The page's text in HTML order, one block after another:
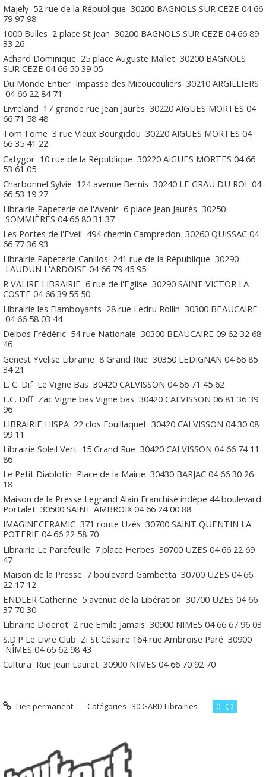
Majely 52 rue de la République 30200 BAGNOLS SUR CEZE 04 66
79 97 98
1000 Bulles 2 place St Jean 30200 BAGNOLS SUR CEZE 04 66 89
33 26
Achard Dominique 25 place Auguste Mallet 30200 BAGNOLS
SUR CEZE 04 66 50 39 05
Du Monde Entier Impasse des Micoucouliers 30210 ARGILLIERS
04 66 22 84 71
Livreland 17 grande rue Jean Jaurès 30220 AIGUES MORTES 04
66 71 58 48
Tom'Tome 3 rue Vieux Bourgidou 30220 AIGUES MORTES 04
66 35 41 22
Catygor 10 rue de la République 30220 AIGUES MORTES 04 66
53 61 05
Charbonnel Sylvie 124 avenue Bernis 30240 LE GRAU DU ROI 04
66 53 19 27
Librairie Papeterie de l'Avenir 6 place Jean Jaurès 30250
SOMMIÈRES 04 66 80 31 37
Les Portes de l'Eveil 494 chemin Campredon 30260 QUISSAC 04
66 77 36 93
Librairie Papeterie Canillos 241 rue de la République 30290
LAUDUN L'ARDOISE 04 66 79 45 95
R VALIRE LIBRAIRIE 6 rue de l'Eglise 30290 SAINT VICTOR LA
COSTE 04 66 39 55 50
Librairie les Flamboyants 28 rue Ledru Rollin 30300 BEAUCAIRE
04 66 58 03 44
Delbos Frédéric 54 rue Nationale 30300 BEAUCAIRE 09 62 32 68
46
Genest Yvelise Librairie 8 Grand Rue 30350 LEDIGNAN 04 66 85
34 21
L. C. Dif Le Vigne Bas 30420 CALVISSON 04 66 71 45 62
L.C. Diff Zac Vigne bas Vigne bas 30420 CALVISSON 06 81 36 39
96
LIBRAIRIE HISPA 22 clos Fouillaquet 30420 CALVISSON 04 30 08
99 11
Librairie Soleil Vert 15 Grand Rue 30420 CALVISSON 04 66 74 11
86
Le Petit Diablotin Place de la Mairie 30430 BARJAC 04 66 30 26
18
Maison de la Presse Legrand Alain Franchisé indépe 44 boulevard
Portalet 30500 SAINT AMBROIX 04 66 24 00 88
IMAGINECERAMIC 371 route Uzès 30700 SAINT QUENTIN LA
POTERIE 04 66 22 58 70
Librairie Le Parefeuille 7 place Herbes 30700 UZES 04 66 22 69
47
Maison de la Presse 7 boulevard Gambetta 30700 UZES 04 66
22 17 12
ENDLER Catherine 5 avenue de la Libération 30700 UZES 04 66
37 70 30
Librairie Diderot 2 rue Emile Jamais 30900 NIMES 04 66 67 96 03
S.D.P Le Livre Club Zi St Césaire 164 rue Ambroise Paré 30900
NÎMES 04 66 62 98 43
Cultura Rue Jean Lauret 30900 NIMES 04 66 70 92 70
Lien permanent Catégories :30 GARD Librairies 0